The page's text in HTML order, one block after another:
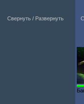
Свернуть / Развернуть